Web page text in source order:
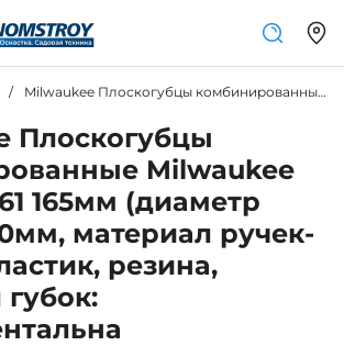
/ Milwaukee Плоскогубцы комбинированные Milwaukee 4932492461 165мм (диаметр захвата: 10мм, материал ручек-чехлов: пластик, резина, материал губок: инструментальна
Плоскогубцы
Milwaukee
165мм (диаметр
материал ручек-
резина,